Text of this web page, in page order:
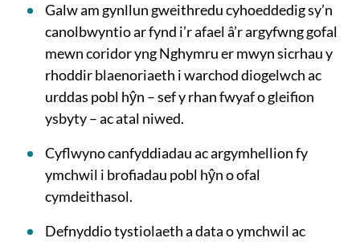
Galw am gynllun gweithredu cyhoeddedig sy’n
canolbwyntio ar fynd i’r afael â’r argyfwng gofal
mewn coridor yng Nghymru er mwyn sicrhau y
rhoddir blaenoriaeth i warchod diogelwch ac
urddas pobl hŷn – sef y rhan fwyaf o gleifion
ysbyty – ac atal niwed.
Cyflwyno canfyddiadau ac argymhellion fy
ymchwil i brofiadau pobl hŷn o ofal
cymdeithasol.
Defnyddio tystiolaeth a data o ymchwil ac